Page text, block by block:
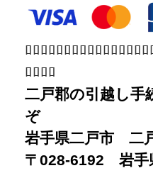
ﾛﾛﾛﾛﾛﾛﾛﾛﾛﾛﾛﾛﾛﾛﾛ
ﾛﾛﾛﾛ
二戸郡の引越し手
ぞ
岩手県二戸市 二
〒028-6192 岩手